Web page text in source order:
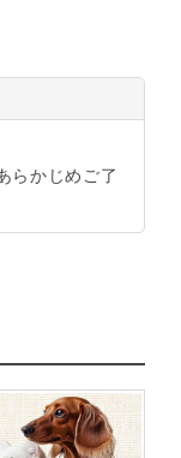
らかじめご了